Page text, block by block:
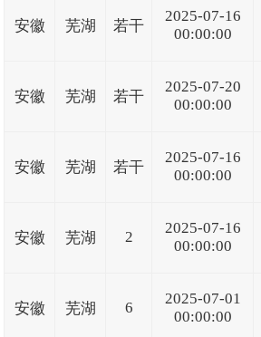
安徽 芜湖 若干
2025-07-16
00:00:00
安徽 芜湖 若干
2025-07-20
00:00:00
安徽 芜湖 若干
2025-07-16
00:00:00
安徽 芜湖 2
2025-07-16
00:00:00
安徽 芜湖 6
2025-07-01
00:00:00